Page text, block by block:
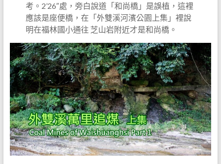
考。2’26″處，旁白說道「和尚橋」是誤植，這裡
應該是座便橋，在「外雙溪河濱公園上集」裡說
明在福林國小通往 芝山岩附近才是和尚橋。